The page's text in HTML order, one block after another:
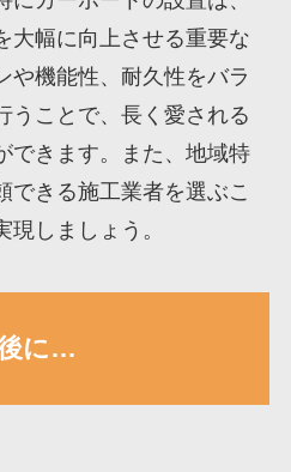
大幅に向上させる重要な
や機能性、耐久性をバラ
うことで、長く愛される
できます。また、地域特
できる施工業者を選ぶこ
しましょう。
に…